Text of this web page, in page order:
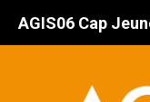
AGIS06 Cap